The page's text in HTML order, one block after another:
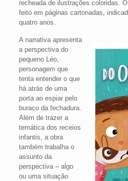
recheada de ilustrações coloridas.
feito em páginas cartonadas,
quatro anos.
A narrativa apresenta
a perspectiva do
pequeno Léo,
personagem que
tenta entender o que
há atrás de uma
porta ao espiar pelo
buraco da fechadura.
Além de trazer a
temática dos receios
infantis, a obra
também trabalha o
assunto da
perspectiva – algo
ou uma situação